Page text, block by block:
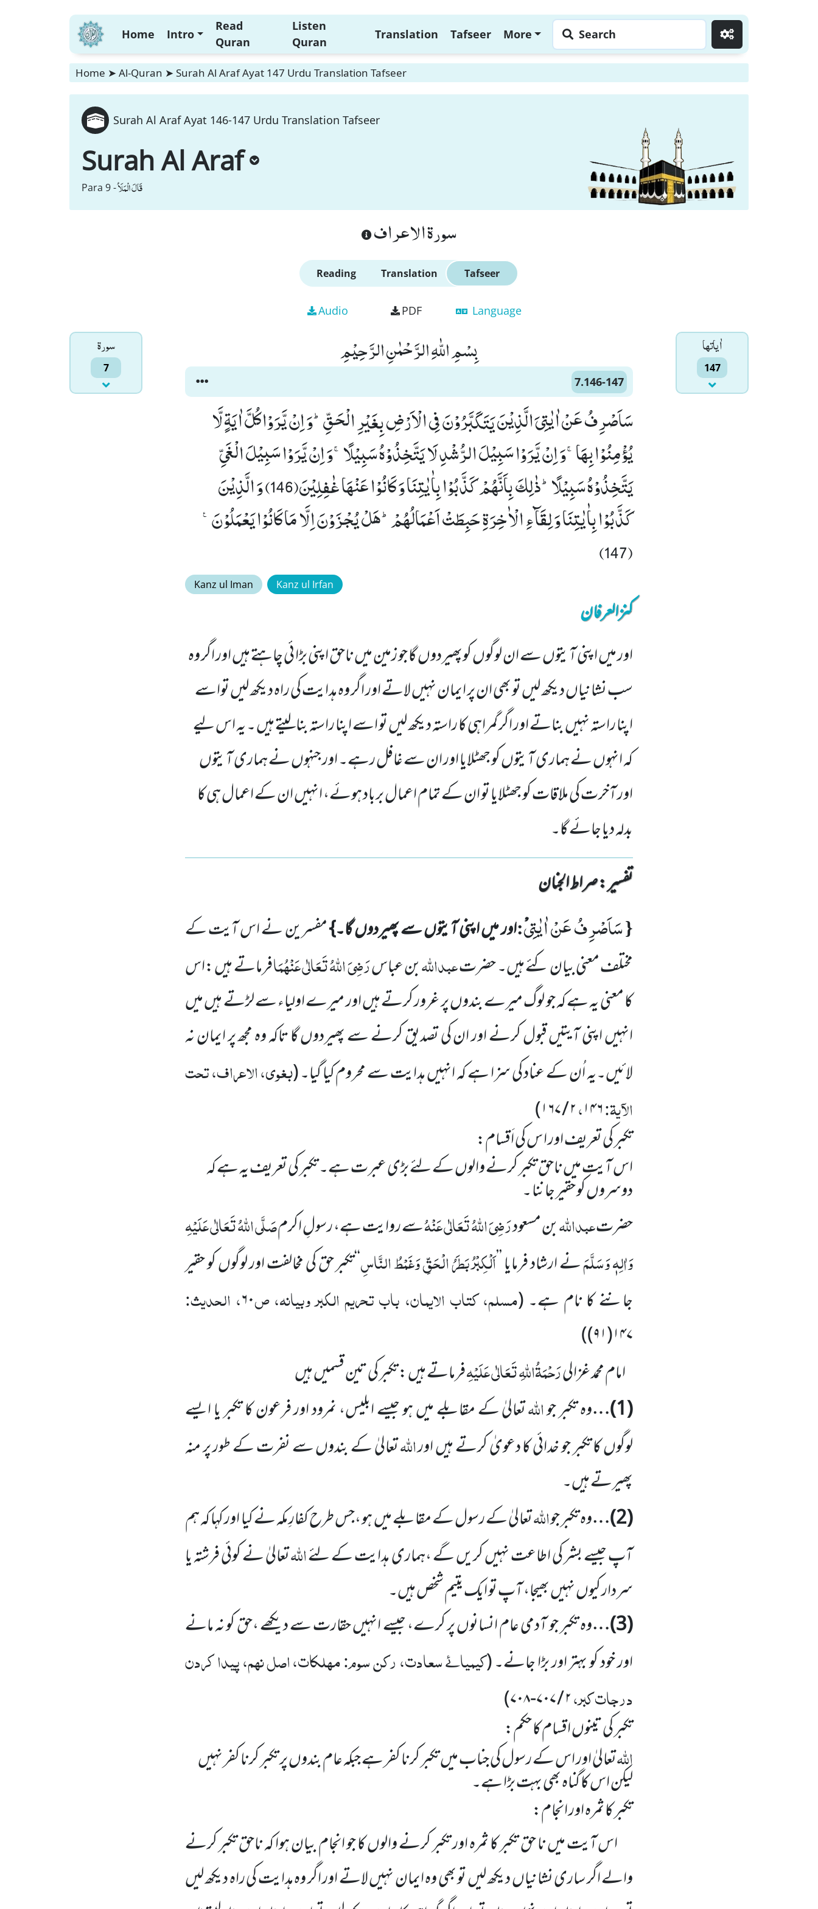
Home Intro
Read
Quran
Listen
Quran
Translation Tafseer More Search
Home ➤ Al-Quran ➤ Surah Al Araf Ayat 147 Urdu Translation Tafseer
Surah Al Araf Ayat 146-147 Urdu Translation Tafseer
Surah Al Araf
Para 9 -قَالَ الْمَلَاُ
سورة الاعراف
Reading Translation Tafseer
Audio PDF Language
سورۃ
7
اٰياتها
147
بِسْمِ اللّٰهِ الرَّحْمٰنِ الرَّحِیْمِ
7.146-147
سَاَصْرِفُ عَنْ اٰیٰتِیَ الَّذِیْنَ یَتَكَبَّرُوْنَ فِی الْاَرْضِ بِغَیْرِ الْحَقِّؕ-وَ اِنْ یَّرَوْا كُلَّ اٰیَةٍ لَّا
یُؤْمِنُوْا بِهَاۚ-وَ اِنْ یَّرَوْا سَبِیْلَ الرُّشْدِ لَا یَتَّخِذُوْهُ سَبِیْلًاۚ-وَ اِنْ یَّرَوْا سَبِیْلَ الْغَیِّ
یَتَّخِذُوْهُ سَبِیْلًاؕ-ذٰلِكَ بِاَنَّهُمْ كَذَّبُوْا بِاٰیٰتِنَا وَ كَانُوْا عَنْهَا غٰفِلِیْنَ(146) وَ الَّذِیْنَ
كَذَّبُوْا بِاٰیٰتِنَا وَ لِقَآءِ الْاٰخِرَةِ حَبِطَتْ اَعْمَالُهُمْؕ-هَلْ یُجْزَوْنَ اِلَّا مَا كَانُوْا یَعْمَلُوْنَ۠
(147)
Kanz ul Iman Kanz ul Irfan
کنزالعرفان
اور میں اپنی آیتوں سے ان لوگوں کوپھیردوں گا جو زمین میں ناحق اپنی بڑا ئی چاہتے ہیں اور اگر وہ
سب نشانیاں دیکھ لیں تو بھی ان پر ایمان نہیں لاتے اور اگر وہ ہدایت کی راہ دیکھ لیں تواسے
اپنا راستہ نہیں بناتے اور اگر گمراہی کا راستہ دیکھ لیں تو اسے اپنا راستہ بنالیتے ہیں ۔ یہ اس لیے
کہ انہوں نے ہماری آیتوں کو جھٹلایا اور ان سے غافل رہے۔ اور جنہوں نے ہماری آیتوں
اور آخرت کی ملاقات کو جھٹلایا تو ان کے تمام اعمال برباد ہوئے، انہیں ان کے اعمال ہی کا
بدلہ دیا جائے گا۔
تفسیر : ‎صراط الجنان
{سَاَصْرِفُ عَنْ اٰیٰتِی:اور میں اپنی آیتوں سے پھیردوں گا۔}مفسرین نے اس آیت کے
مختلف معنی بیان کئے ہیں۔حضرتعبداللہبن عباسرَضِیَ اللہُ تَعَالٰی عَنْہُمَافرماتے ہیں :اس
کا معنی یہ ہے کہ جو لوگ میرے بندوں پر غرور کرتے ہیںاور میرے اولیاء سے لڑتے ہیں میں
انہیں اپنی آیتیں قبول کرنے اور ان کی تصدیق کرنے سے پھیردوں گا تاکہ وہ مجھ پر ایمان نہ
لائیں۔یہ اُن کے عناد کی سزا ہے کہ انہیں ہدایت سے محروم کیا گیا۔(بغوی، الاعراف، تحت
الآیۃ:۱۴۶،۲/۱۶۷)
تکبر کی تعریف اور ا س کی اَقسام:
اس آیت میں ناحق تکبر کرنے والوں کے لئے بڑی عبرت ہے۔ تکبر کی تعریف یہ ہے کہ
دوسروں کو حقیر جاننا ۔
حضرتعبداللہبن مسعودرَضِیَ اللہُ تَعَالٰی عَنْہُسے روایت ہے، رسولِ اکرمصَلَّی اللہُ تَعَالٰی عَلَیْہِ
وَاٰلِہٖ وَسَلَّمَنے ارشاد فرمایا’’اَلْکِبْرُبَطَرُالْحَقِّوَغَمْطُالنَّاسِ‘‘تکبر حق کی مخالفت اور لوگوں کو حقیر
جاننے کا نام ہے۔ (مسلم، کتاب الایمان، باب تحریم الکبر وبیانہ، ص۶۰، الحدیث:
۱۴۷(۹۱)
)
امام محمد غزالیرَحْمَۃُاللہِ تَعَالٰی عَلَیْہِفرماتے ہیں : تکبر کی تین قسمیں ہیں
(
1
)…وہ تکبر جواللہتعالیٰ کے مقابلے میں ہو جیسے ابلیس، نمرود اور فرعون کا تکبر یا ایسے
لوگوں کا تکبر جو خدائی کا دعویٰ کرتےہیں اوراللہتعالیٰ کے بندوں سے نفرت کے طور پر منہ
پھیرتے ہیں۔
(
2
)…وہ تکبر جواللہتعالیٰ کے رسول کے مقابلے میں ہو ،جس طرح کفارِ مکہ نے کیا اور کہا کہ ہم
آپ جیسے بشر کی اطاعتنہیں کریں گے ،ہماری ہدایت کے لئےاللہتعالیٰ نے کوئی فرشتہ یا
سردار کیوں نہیں بھیجا، آپ تو ایک یتیم شخص ہیں۔
(
3
)…وہ تکبر جو آدمی عام انسانوں پر کرے، جیسے انہیں حقارت سے دیکھے ،حق کو نہ مانے
اور خود کو بہتر اور بڑا جانے۔(کیمیائے سعادت، رکن سوم: مہلکات، اصل نہم، پیدا کردن
درجات کبر،۲/۷۰۷-۷۰۸)
تکبر کی تینوں اقسام کا حکم:
اللہتعالیٰ اور اس کے رسول کی جناب میں تکبر کرنا کفر ہے جبکہ عام بندوں پر تکبر کرنا کفر نہیں
لیکن اس کا گناہ بھی بہت بڑا ہے۔
تکبر کا ثمرہ اور انجام:
اس آیت میں نا حق تکبر کا ثمرہ اور تکبر کرنے والوں کا جو انجام بیان ہوا کہ ناحق تکبر کرنے
والے اگر ساری نشانیاںدیکھ لیں تو بھی وہ ایمان نہیں لاتے اور اگر وہ ہدایت کی راہ دیکھ لیں